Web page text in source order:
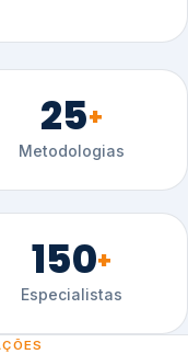
25+
Metodologias
150+
Especialistas